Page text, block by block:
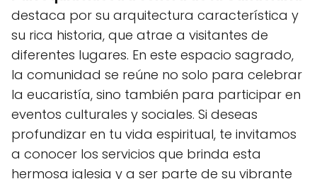
destaca por su arquitectura característica y
su rica historia, que atrae a visitantes de
diferentes lugares. En este espacio sagrado,
la comunidad se reúne no solo para celebrar
la eucaristía, sino también para participar en
eventos culturales y sociales. Si deseas
profundizar en tu vida espiritual, te invitamos
a conocer los servicios que brinda esta
hermosa iglesia y a ser parte de su vibrante